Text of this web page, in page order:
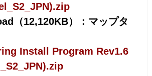
（12,120KB）：マップタ
Install Program Rev1.6